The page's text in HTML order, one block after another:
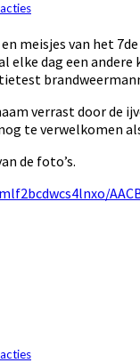
meisjes van het
elke dag een
verrast door de
te verwelkomen
de foto’s.